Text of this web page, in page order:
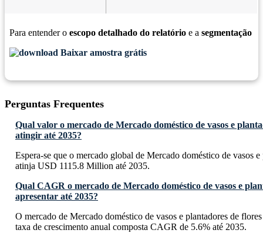
Para entender o escopo detalhado do relatório e a segmentação
Baixar amostra grátis
Perguntas Frequentes
Qual valor o mercado de Mercado doméstico de vasos e
atingir até 2035?
Espera-se que o mercado global de Mercado doméstico de vasos
atinja USD 1115.8 Million até 2035.
Qual CAGR o mercado de Mercado doméstico de vasos e
apresentar até 2035?
O mercado de Mercado doméstico de vasos e plantadores de
taxa de crescimento anual composta CAGR de 5.6% até 2035.